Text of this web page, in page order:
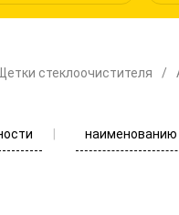
Щетки стеклоочистителя
наименованию